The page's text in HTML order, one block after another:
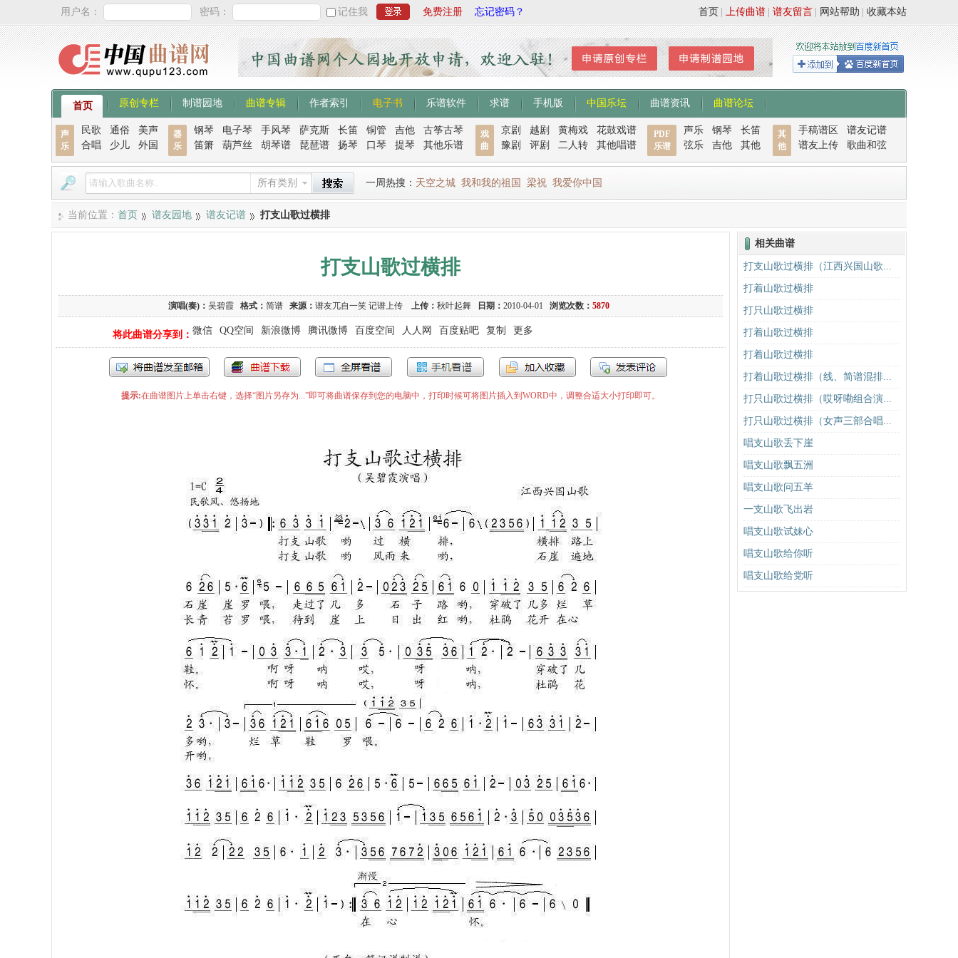
用户名： 密码： 记住我 免费注册 忘记密码？ 收藏本站
网站帮助
谱友留言
上传曲谱
首页
首页 原创专栏 制谱园地 曲谱专辑 作者索引 电子书 乐谱软件 求谱 手机版 中国乐坛 曲谱资讯 曲谱论坛
声
乐
民歌 通俗
美声
合唱
少儿 外国
器
乐
钢琴 电子琴 手风琴 萨克斯 长笛 铜管 吉他
古筝古琴
笛箫
葫芦丝 胡琴谱 琵琶谱 扬琴 口琴 提琴 其他乐谱
戏
曲
京剧 越剧 黄梅戏
花鼓戏谱
豫剧
评剧 二人转 其他唱谱
PDF
乐谱
声乐 钢琴
长笛
弦乐
吉他 其他
其
他
手稿谱区
谱友记谱
谱友上传
歌曲和弦
所有类别 一周热搜： 天空之城 我和我的祖国 梁祝 我爱你中国
当前位置： 首页 谱友园地 谱友记谱 打支山歌过横排
打支山歌过横排
演唱(奏)： 吴碧霞 格式： 简谱 来源： 谱友兀自一笑 记谱上传 上传： 秋叶起舞 日期： 2010-04-01 浏览次数： 5870
将此曲谱分享到： 微信 QQ空间 新浪微博 腾讯微博 百度空间 人人网 百度贴吧 复制 更多
提示:在曲谱图片上单击右键，选择“图片另存为...”即可将曲谱保存到您的电脑中，打印时候可将图片插入到WORD中，调整合适大小打印即可。
相关曲谱
打支山歌过横排（江西兴国山歌...
打着山歌过横排
打只山歌过横排
打着山歌过横排
打着山歌过横排
打着山歌过横排（线、简谱混排...
打只山歌过横排（哎呀嘞组合演...
打只山歌过横排（女声三部合唱...
唱支山歌丢下崖
唱支山歌飘五洲
唱支山歌问五羊
一支山歌飞出岩
唱支山歌试妹心
唱支山歌给你听
唱支山歌给党听